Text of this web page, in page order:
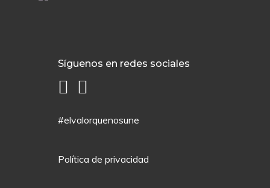
Síguenos en redes sociales
#elvalorquenosune
Política de privacidad